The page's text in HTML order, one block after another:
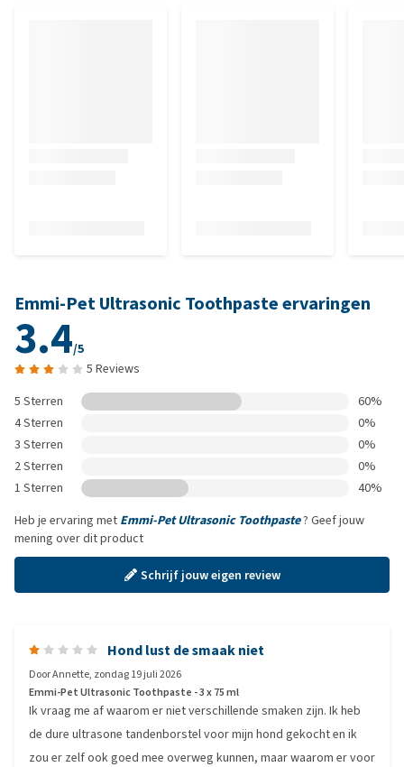
Emmi-Pet Ultrasonic Toothpaste ervaringen
3.4/5
5 Reviews
5 Sterren
60%
4 Sterren
0%
3 Sterren
0%
2 Sterren
0%
1 Sterren
40%
Heb je ervaring met Emmi-Pet Ultrasonic Toothpaste? Geef jouw
mening over dit product
Schrijf jouw eigen review
Hond lust de smaak niet
DoorAnnette, zondag 19 juli 2026
Emmi-Pet Ultrasonic Toothpaste - 3 x 75 ml
Ik vraag me af waarom er niet verschillende smaken zijn. Ik heb
de dure ultrasone tandenborstel voor mijn hond gekocht en ik
zou er zelf ook goed mee overweg kunnen, maar waarom er voor